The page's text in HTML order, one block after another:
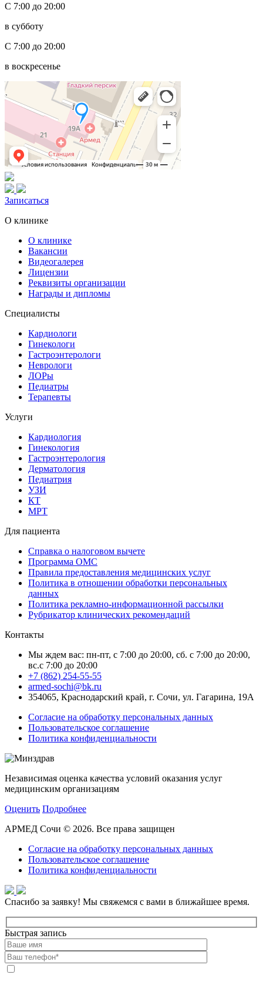
С 7:00 до 20:00
в субботу
С 7:00 до 20:00
в воскресенье
Записаться
О клинике
О клинике
Вакансии
Видеогалерея
Лицензии
Реквизиты организации
Награды и дипломы
Специалисты
Кардиологи
Гинекологи
Гастроэнтерологи
Неврологи
ЛОРы
Педиатры
Терапевты
Услуги
Кардиология
Гинекология
Гастроэнтерология
Дерматология
Педиатрия
УЗИ
КТ
МРТ
Для пациента
Справка о налоговом вычете
Программа ОМС
Правила предоставления медицинских услуг
Политика в отношении обработки персональных
данных
Политика рекламно-информационной рассылки
Рубрикатор клинических рекомендаций
Контакты
Мы ждем вас: пн-пт, с 7:00 до 20:00, сб. с 7:00 до 20:00,
вс.с 7:00 до 20:00
+7 (862) 254-55-55
armed-sochi@bk.ru
354065, Краснодарский край, г. Сочи, ул. Гагарина, 19А
Согласие на обработку персональных данных
Пользовательское соглашение
Политика конфиденциальности
Независимая оценка качества условий оказания услуг
медицинским организациям
Оценить Подробнее
АРМЕД Сочи © 2026. Все права защищен
Согласие на обработку персональных данных
Пользовательское соглашение
Политика конфиденциальности
Спасибо за заявку! Мы свяжемся с вами в ближайшее время.
Быстрая запись